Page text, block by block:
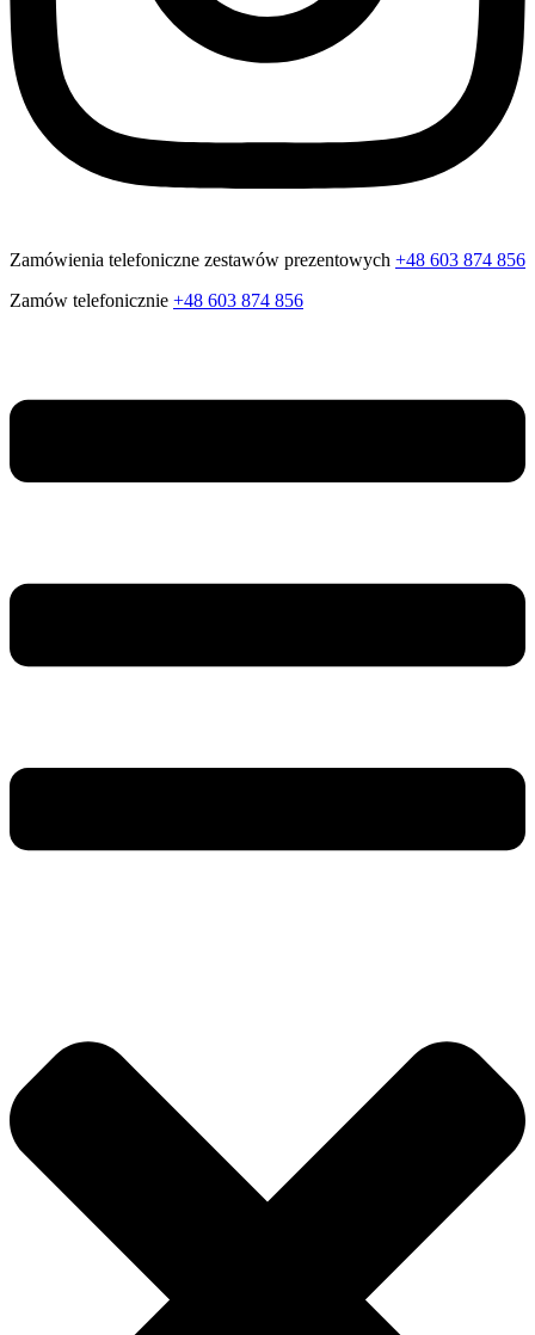
Zamówienia telefoniczne zestawów prezentowych +48 603 874 856
Zamów telefonicznie +48 603 874 856